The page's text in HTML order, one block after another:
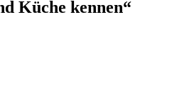
Küche kennen“